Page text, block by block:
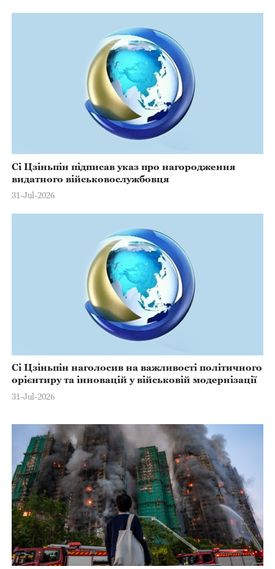
Сі Цзіньпін підписав указ про нагородження
видатного військовослужбовця
31-Jul-2026
Сі Цзіньпін наголосив на важливості політичного
орієнтиру та інновацій у військовій модернізації
31-Jul-2026